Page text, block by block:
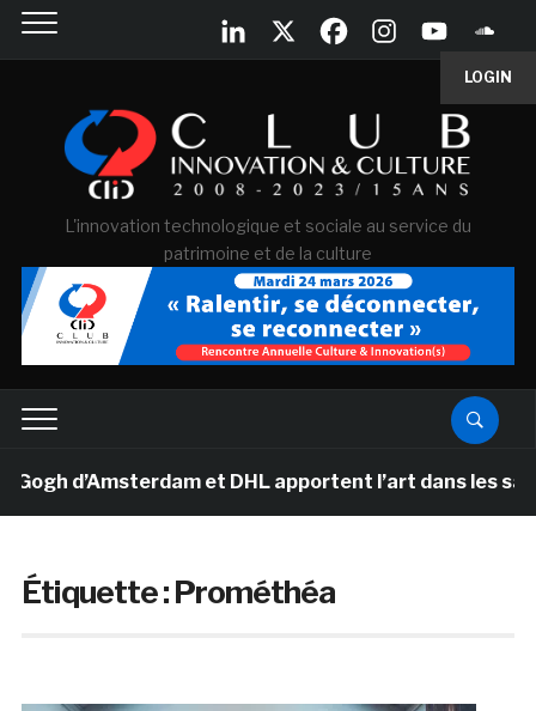
LOGIN
L'innovation technologique et sociale au service du
patrimoine et de la culture
d’Amsterdam et DHL apportent l’art dans les salles
Étiquette :Prométhéa